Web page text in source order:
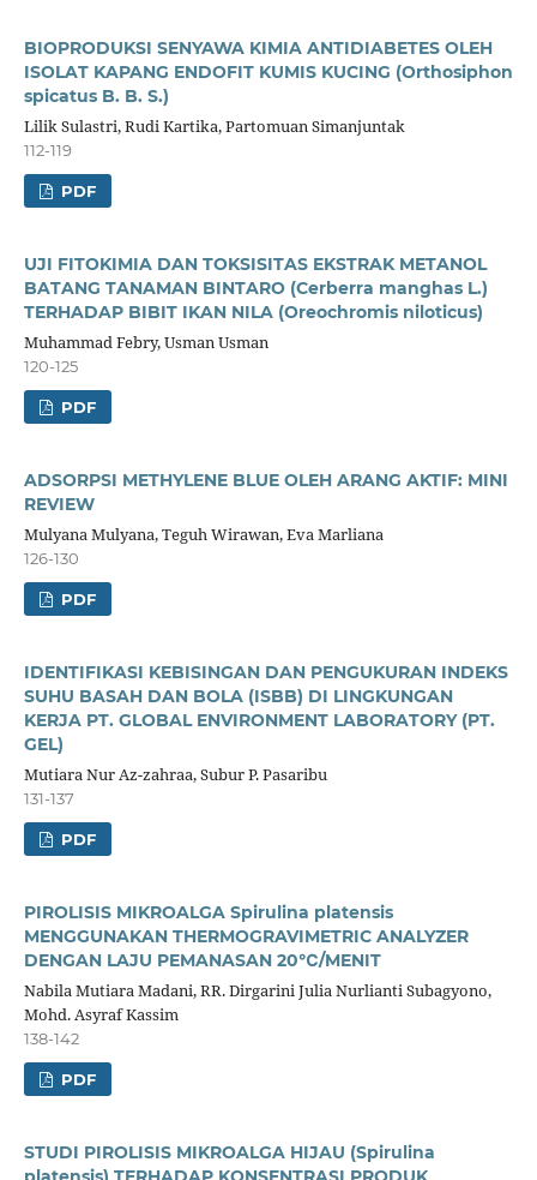
BIOPRODUKSI SENYAWA KIMIA ANTIDIABETES OLEH
ISOLAT KAPANG ENDOFIT KUMIS KUCING (Orthosiphon
spicatus B. B. S.)
Lilik Sulastri, Rudi Kartika, Partomuan Simanjuntak
112-119
PDF
UJI FITOKIMIA DAN TOKSISITAS EKSTRAK METANOL
BATANG TANAMAN BINTARO (Cerberra manghas L.)
TERHADAP BIBIT IKAN NILA (Oreochromis niloticus)
Muhammad Febry, Usman Usman
120-125
PDF
ADSORPSI METHYLENE BLUE OLEH ARANG AKTIF: MINI
REVIEW
Mulyana Mulyana, Teguh Wirawan, Eva Marliana
126-130
PDF
IDENTIFIKASI KEBISINGAN DAN PENGUKURAN INDEKS
SUHU BASAH DAN BOLA (ISBB) DI LINGKUNGAN
KERJA PT. GLOBAL ENVIRONMENT LABORATORY (PT.
GEL)
Mutiara Nur Az-zahraa, Subur P. Pasaribu
131-137
PDF
PIROLISIS MIKROALGA Spirulina platensis
MENGGUNAKAN THERMOGRAVIMETRIC ANALYZER
DENGAN LAJU PEMANASAN 20℃/MENIT
Nabila Mutiara Madani, RR. Dirgarini Julia Nurlianti Subagyono,
Mohd. Asyraf Kassim
138-142
PDF
STUDI PIROLISIS MIKROALGA HIJAU (Spirulina